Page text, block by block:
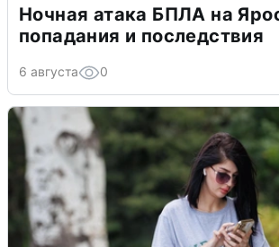
Ночная атака БПЛА на
попадания и последствия
6 августа 0